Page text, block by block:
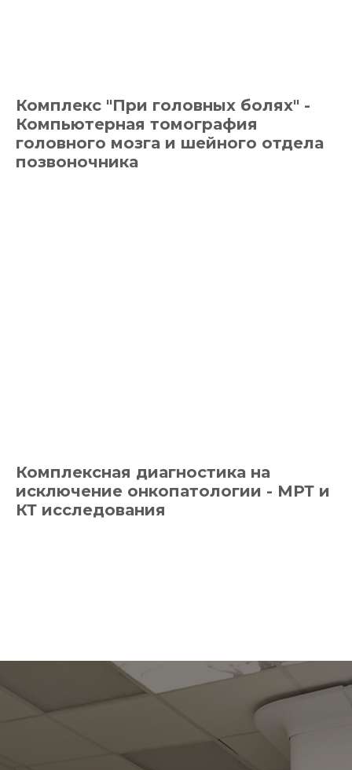
Комплекс "При головных болях" -
Компьютерная томография
головного мозга и шейного отдела
позвоночника
Комплексная диагностика на
исключение онкопатологии - МРТ и
КТ исследования